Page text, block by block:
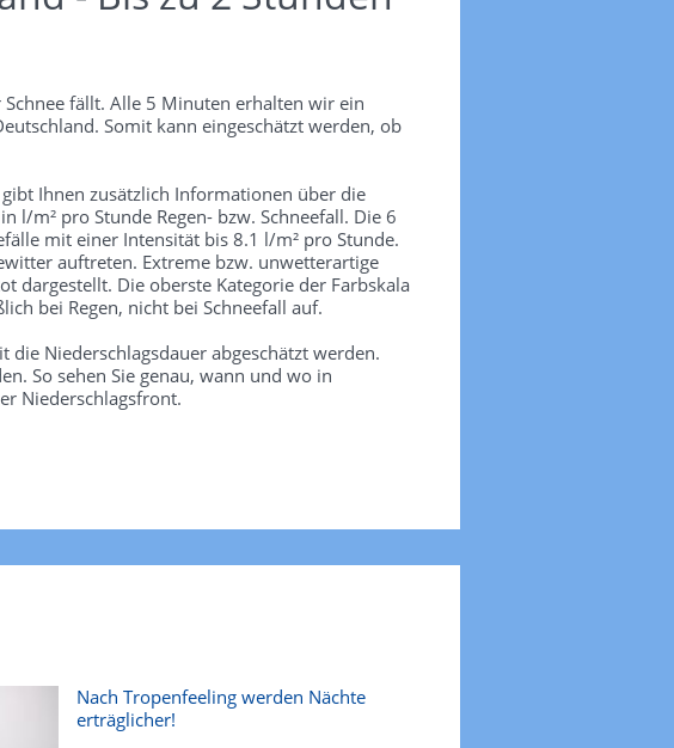
fällt. Alle 5 Minuten erhalten wir ein
Somit kann eingeschätzt werden, ob
Ihnen zusätzlich Informationen über die
l/m² pro Stunde Regen- bzw. Schneefall. Die 6
mit einer Intensität bis 8.1 l/m² pro Stunde.
auftreten. Extreme bzw. unwetterartige
dargestellt. Die oberste Kategorie der Farbskala
bei Regen, nicht bei Schneefall auf.
Niederschlagsdauer abgeschätzt werden.
So sehen Sie genau, wann und wo in
Niederschlagsfront.
Nach Tropenfeeling werden Nächte
erträglicher!